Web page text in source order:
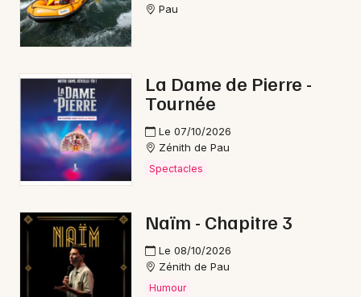
Pau
La Dame de Pierre -
Tournée
Le 07/10/2026
Zénith de Pau
Spectacles
Naïm - Chapitre 3
Le 08/10/2026
Zénith de Pau
Humour